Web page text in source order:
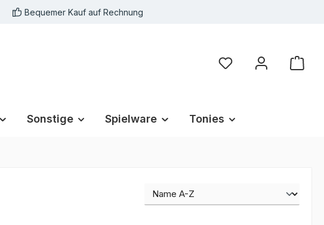
Bequemer Kauf auf Rechnung
Du hast 0 Produkte
Sonstige Spielware Tonies